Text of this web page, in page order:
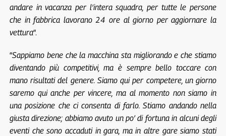
andare in vacanza per l’intera squadra, per tutte le persone
che in fabbrica lavorano 24 ore al giorno per aggiornare la
vettura“.
“Sappiamo bene che la macchina sta migliorando e che stiamo
diventando più competitivi, ma è sempre bello toccare con
mano risultati del genere. Siamo qui per competere, un giorno
saremo qui anche per vincere, ma al momento non siamo in
una posizione che ci consenta di farlo. Stiamo andando nella
giusta direzione; abbiamo avuto un po’ di fortuna in alcuni degli
eventi che sono accaduti in gara, ma in altre gare siamo stati